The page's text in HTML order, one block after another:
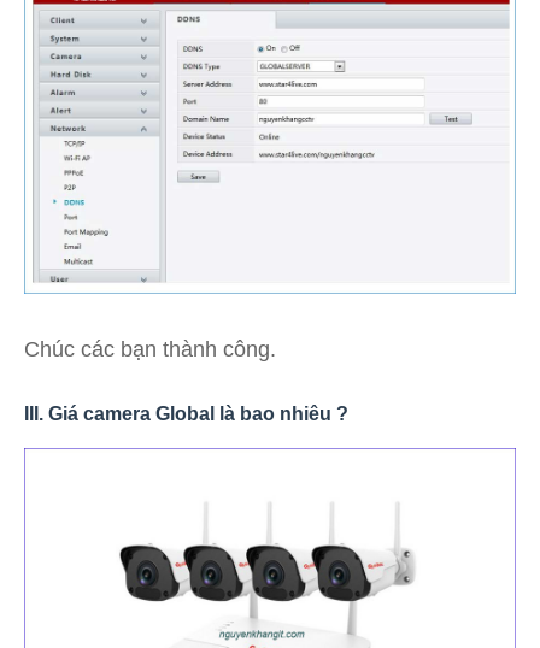
Chúc các bạn thành công.
III. Giá camera Global là bao nhiêu ?